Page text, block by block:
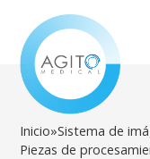
Inicio»Sistema de
Piezas de